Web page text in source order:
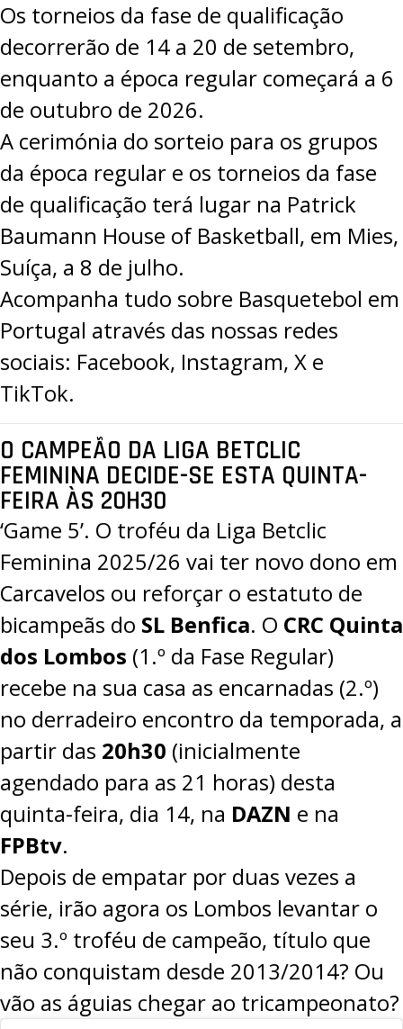
Os torneios da fase de qualificação
decorrerão de 14 a 20 de setembro,
enquanto a época regular começará a 6
de outubro de 2026.
A cerimónia do sorteio para os grupos
da época regular e os torneios da fase
de qualificação terá lugar na Patrick
Baumann House of Basketball, em Mies,
Suíça, a 8 de julho.
Acompanha tudo sobre Basquetebol em
Portugal através das nossas redes
sociais: Facebook, Instagram, X e
TikTok.
O CAMPEÃO DA LIGA BETCLIC
FEMININA DECIDE-SE ESTA QUINTA-
FEIRA ÀS 20H30
‘Game 5’. O troféu da Liga Betclic
Feminina 2025/26 vai ter novo dono em
Carcavelos ou reforçar o estatuto de
bicampeãs do SL Benfica. O CRC Quinta
dos Lombos (1.º da Fase Regular)
recebe na sua casa as encarnadas (2.º)
no derradeiro encontro da temporada, a
partir das 20h30 (inicialmente
agendado para as 21 horas) desta
quinta-feira, dia 14, na DAZN e na
FPBtv.
Depois de empatar por duas vezes a
série, irão agora os Lombos levantar o
seu 3.º troféu de campeão, título que
não conquistam desde 2013/2014? Ou
vão as águias chegar ao tricampeonato?